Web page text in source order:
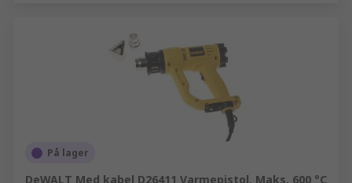
På lager
DeWALT Med kabel D26411 Varmepistol, Maks. 600 °C